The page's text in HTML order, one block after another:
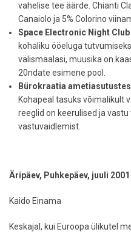
vahelise tee äärde. Chianti
Canaiolo ja 5% Colorino
Space Electronic Night Club
kohaliku ööeluga
välismaalasi, muusika on
20ndate esimene pool.
Bürokraatia ametiasutustes
Kohapeal tasuks võimalikult
reeglid on keerulised ja
vastuvaidlemist.
Äripäev, Puhkepäev, juuli 2001
Kaido Einama
Keskajal, kui Euroopa ülikutel